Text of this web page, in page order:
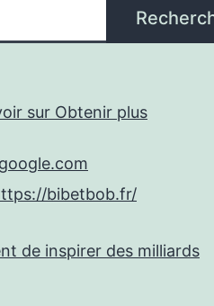
sur Obtenir plus
bibetbob.fr/
de inspirer des milliards